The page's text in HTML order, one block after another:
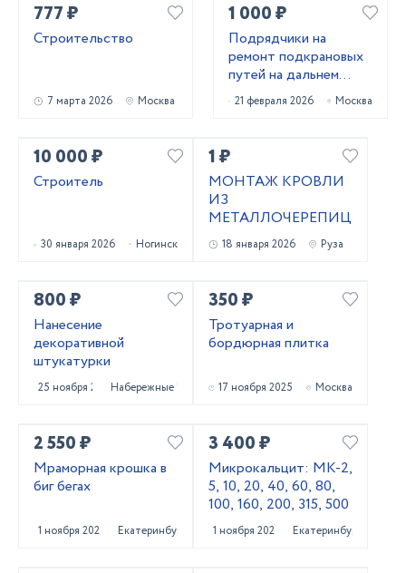
777 ₽
Строительство
7 марта 2026 Москва
1 000 ₽
Подрядчики на
ремонт подкрановых
путей на дальнем
востоке
21 февраля 2026 Москва
10 000 ₽
Строитель
30 января 2026 Ногинск
1 ₽
МОНТАЖ КРОВЛИ
ИЗ
МЕТАЛЛОЧЕРЕПИЦЫ
18 января 2026 Руза
800 ₽
Нанесение
декоративной
штукатурки
25 ноября 2025Набережные Челны
350 ₽
Тротуарная и
бордюрная плитка
17 ноября 2025 Москва
2 550 ₽
Мраморная крошка в
биг бегах
1 ноября 2025 Екатеринбург
3 400 ₽
Микрокальцит: МК-2,
5, 10, 20, 40, 60, 80,
100, 160, 200, 315, 500
1 ноября 2025 Екатеринбург